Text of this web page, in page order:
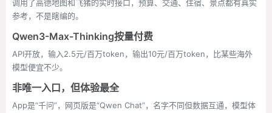
调用了高德地图和飞猪的实时接口，预算、交通、住宿、景点都有真实
参考，不是瞎编的。
Qwen3-Max-Thinking按量付费
API开放，输入2.5元/百万token，输出10元/百万token，比某些海外
模型便宜不少。
非唯一入口，但体验最全
App是“千问”，网页版是“Qwen Chat”，名字不同但数据互通，模型体